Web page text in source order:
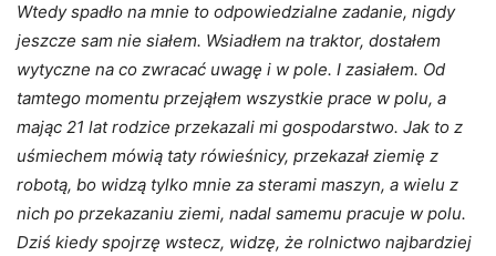
Wtedy spadło na mnie to odpowiedzialne zadanie, nigdy
jeszcze sam nie siałem. Wsiadłem na traktor, dostałem
wytyczne na co zwracać uwagę i w pole. I zasiałem. Od
tamtego momentu przejąłem wszystkie prace w polu, a
mając 21 lat rodzice przekazali mi gospodarstwo. Jak to z
uśmiechem mówią taty rówieśnicy, przekazał ziemię z
robotą, bo widzą tylko mnie za sterami maszyn, a wielu z
nich po przekazaniu ziemi, nadal samemu pracuje w polu.
Dziś kiedy spojrzę wstecz, widzę, że rolnictwo najbardziej